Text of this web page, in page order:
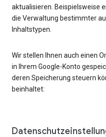
aktualisieren. Beispielsweise
die Verwaltung bestimmter
Inhaltstypen.
Wir stellen Ihnen auch einen
in Ihrem Google-Konto
deren Speicherung steuern
beinhaltet: